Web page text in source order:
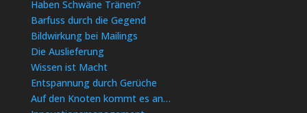
Haben Schwäne Tränen?
Barfuss durch die Gegend
Bildwirkung bei Mailings
Die Auslieferung
Wissen ist Macht
Entspannung durch Gerüche
Auf den Knoten kommt es an…